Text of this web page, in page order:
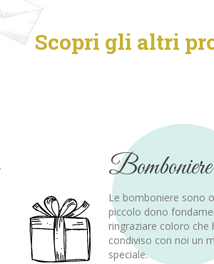
Scopri gli altri
Bomboniere
Le bomboniere sono
piccolo dono
ringraziare coloro che
condiviso con noi un
speciale.